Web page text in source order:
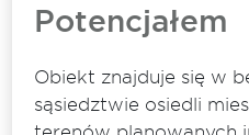
Potencjałem
Obiekt znajduje się w
sąsiedztwie osiedli